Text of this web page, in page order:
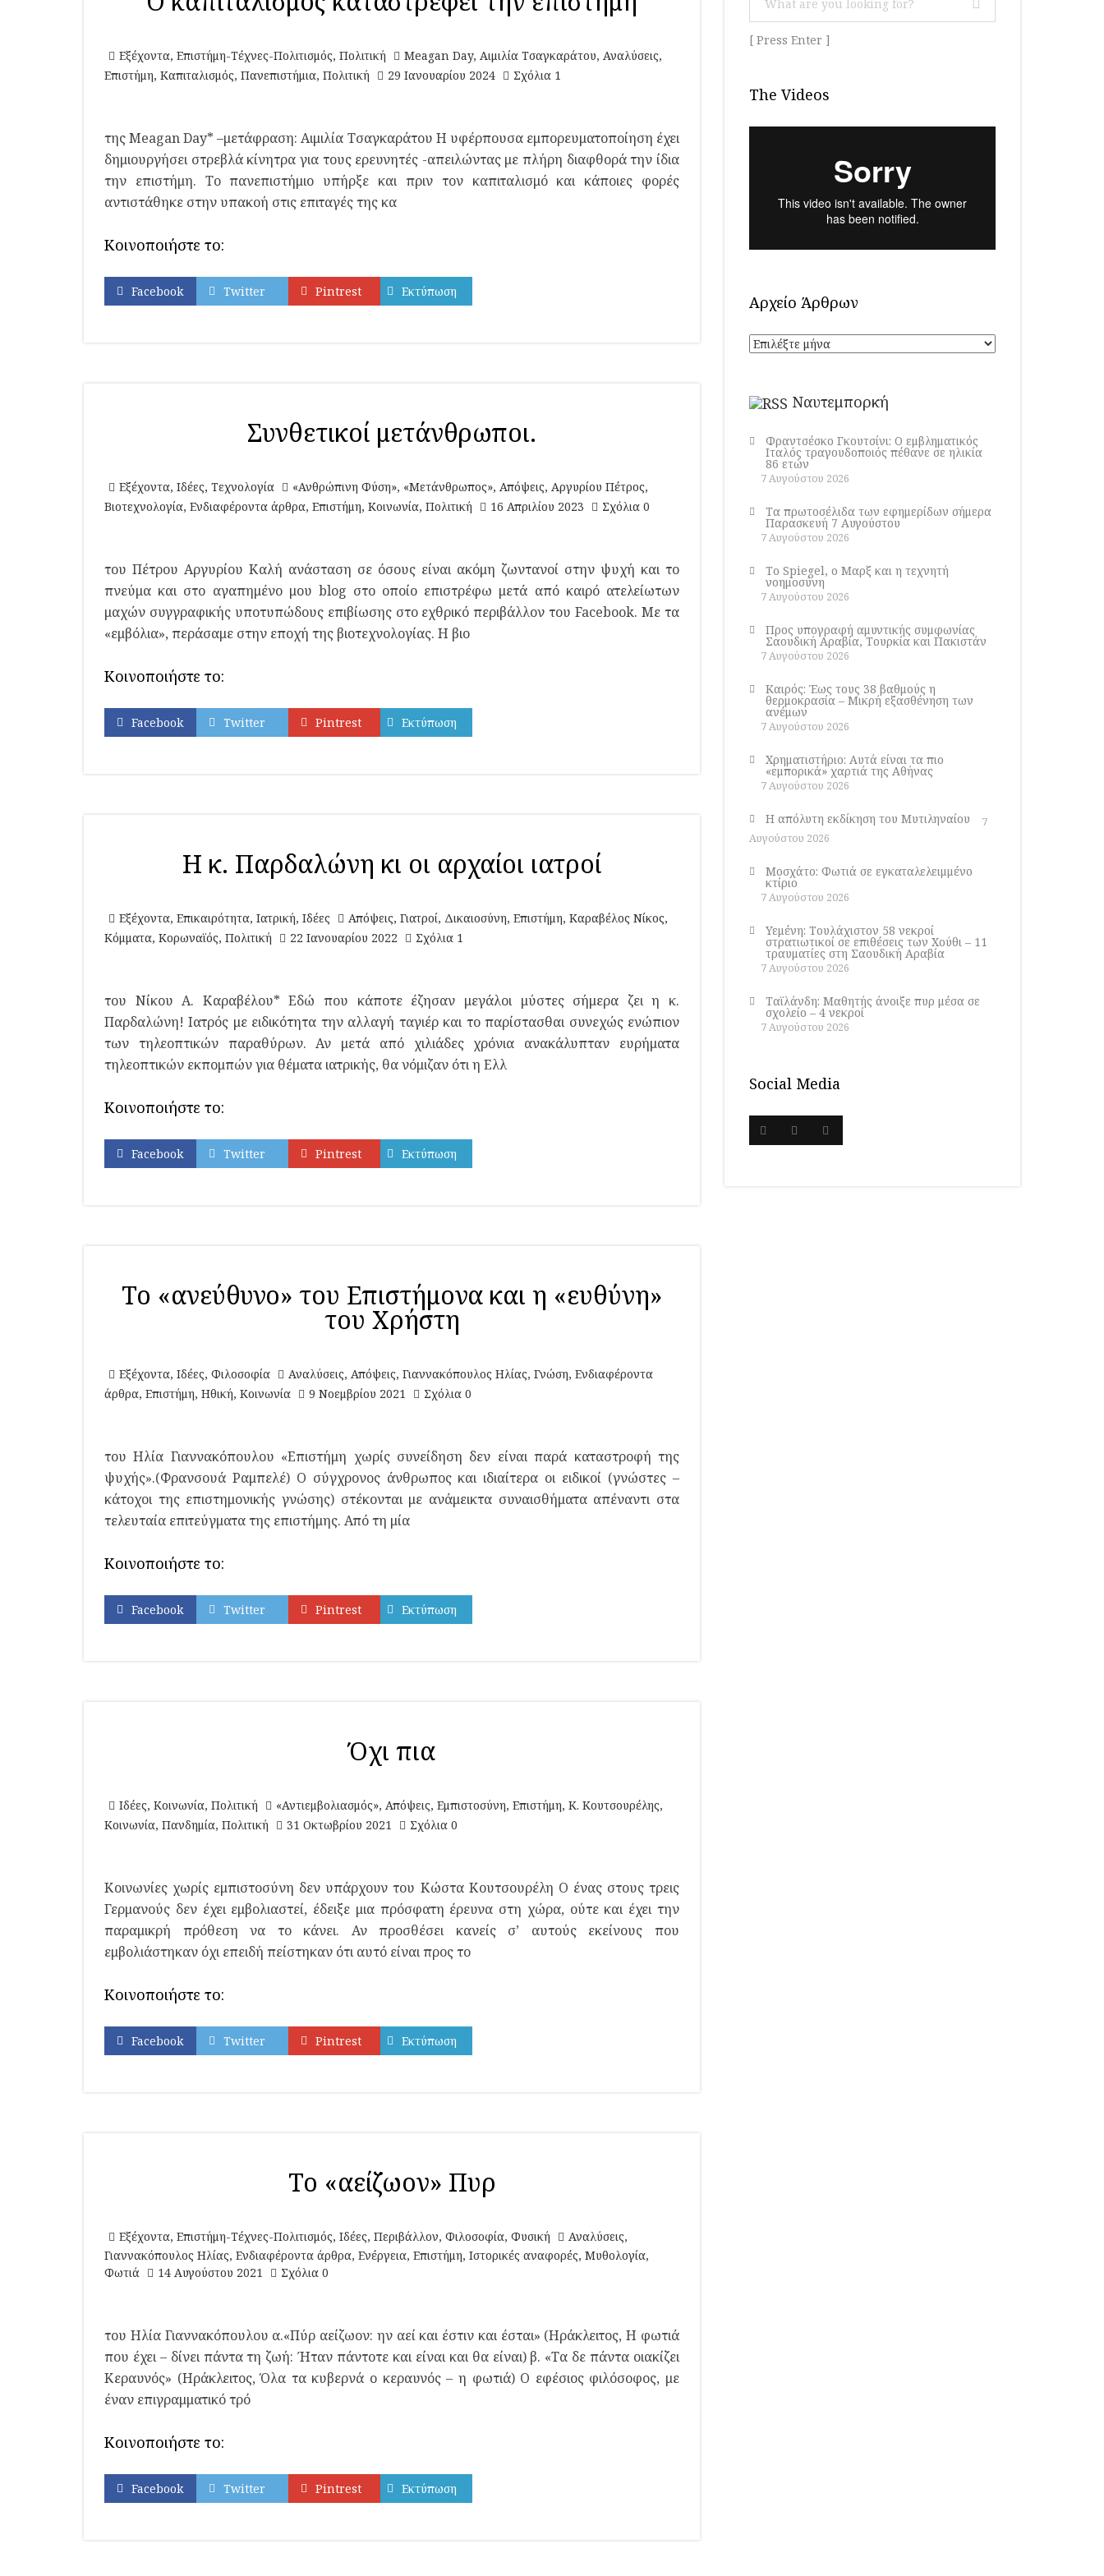
Εξέχοντα, Επιστήμη-Τέχνες-Πολιτισμός, Πολιτική Meagan Day, Αιμιλία Τσαγκαράτου, Αναλύσεις,
Επιστήμη, Καπιταλισμός, Πανεπιστήμια, Πολιτική 29 Ιανουαρίου 2024 Σχόλια 1
της Meagan Day* –μετάφραση: Αιμιλία Τσαγκαράτου Η υφέρπουσα εμπορευματοποίηση έχει
δημιουργήσει στρεβλά κίνητρα για τους ερευνητές -απειλώντας με πλήρη διαφθορά την ίδια
την επιστήμη. Το πανεπιστήμιο υπήρξε και πριν τον καπιταλισμό και κάποιες φορές
αντιστάθηκε στην υπακοή στις επιταγές της κα
Κοινοποιήστε το:
Facebook Twitter Pintrest Εκτύπωση
Συνθετικοί μετάνθρωποι.
Εξέχοντα, Ιδέες, Τεχνολογία «Ανθρώπινη Φύση», «Μετάνθρωπος», Απόψεις, Αργυρίου Πέτρος,
Βιοτεχνολογία, Ενδιαφέροντα άρθρα, Επιστήμη, Κοινωνία, Πολιτική 16 Απριλίου 2023 Σχόλια 0
του Πέτρου Αργυρίου Καλή ανάσταση σε όσους είναι ακόμη ζωντανοί στην ψυχή και το
πνεύμα και στο αγαπημένο μου blog στο οποίο επιστρέφω μετά από καιρό ατελείωτων
μαχών συγγραφικής υποτυπώδους επιβίωσης στο εχθρικό περιβάλλον του Facebook. Με τα
«εμβόλια», περάσαμε στην εποχή της βιοτεχνολογίας. Η βιο
Κοινοποιήστε το:
Facebook Twitter Pintrest Εκτύπωση
Η κ. Παρδαλώνη κι οι αρχαίοι ιατροί
Εξέχοντα, Επικαιρότητα, Ιατρική, Ιδέες Απόψεις, Γιατροί, Δικαιοσύνη, Επιστήμη, Καραβέλος Νίκος,
Κόμματα, Κορωναϊός, Πολιτική 22 Ιανουαρίου 2022 Σχόλια 1
του Νίκου Α. Καραβέλου* Εδώ που κάποτε έζησαν μεγάλοι μύστες σήμερα ζει η κ.
Παρδαλώνη! Ιατρός με ειδικότητα την αλλαγή ταγιέρ και το παρίστασθαι συνεχώς ενώπιον
των τηλεοπτικών παραθύρων. Αν μετά από χιλιάδες χρόνια ανακάλυπταν ευρήματα
τηλεοπτικών εκπομπών για θέματα ιατρικής, θα νόμιζαν ότι η Ελλ
Κοινοποιήστε το:
Facebook Twitter Pintrest Εκτύπωση
Το «ανεύθυνο» του Επιστήμονα και η «ευθύνη»
του Χρήστη
Εξέχοντα, Ιδέες, Φιλοσοφία Αναλύσεις, Απόψεις, Γιαννακόπουλος Ηλίας, Γνώση, Ενδιαφέροντα
άρθρα, Επιστήμη, Ηθική, Κοινωνία 9 Νοεμβρίου 2021 Σχόλια 0
του Ηλία Γιαννακόπουλου «Επιστήμη χωρίς συνείδηση δεν είναι παρά καταστροφή της
ψυχής».(Φρανσουά Ραμπελέ) Ο σύγχρονος άνθρωπος και ιδιαίτερα οι ειδικοί (γνώστες –
κάτοχοι της επιστημονικής γνώσης) στέκονται με ανάμεικτα συναισθήματα απέναντι στα
τελευταία επιτεύγματα της επιστήμης. Από τη μία
Κοινοποιήστε το:
Facebook Twitter Pintrest Εκτύπωση
Όχι πια
Ιδέες, Κοινωνία, Πολιτική «Αντιεμβολιασμός», Απόψεις, Εμπιστοσύνη, Επιστήμη, Κ. Κουτσουρέλης,
Κοινωνία, Πανδημία, Πολιτική 31 Οκτωβρίου 2021 Σχόλια 0
Κοινωνίες χωρίς εμπιστοσύνη δεν υπάρχουν του Κώστα Κουτσουρέλη Ο ένας στους τρεις
Γερμανούς δεν έχει εμβολιαστεί, έδειξε μια πρόσφατη έρευνα στη χώρα, ούτε και έχει την
παραμικρή πρόθεση να το κάνει. Αν προσθέσει κανείς σ’ αυτούς εκείνους που
εμβολιάστηκαν όχι επειδή πείστηκαν ότι αυτό είναι προς το
Κοινοποιήστε το:
Facebook Twitter Pintrest Εκτύπωση
Το «αείζωον» Πυρ
Εξέχοντα, Επιστήμη-Τέχνες-Πολιτισμός, Ιδέες, Περιβάλλον, Φιλοσοφία, Φυσική Αναλύσεις,
Γιαννακόπουλος Ηλίας, Ενδιαφέροντα άρθρα, Ενέργεια, Επιστήμη, Ιστορικές αναφορές, Μυθολογία,
Φωτιά
14 Αυγούστου 2021 Σχόλια 0
του Ηλία Γιαννακόπουλου α.«Πύρ αείζωον: ην αεί και έστιν και έσται» (Ηράκλειτος, Η φωτιά
που έχει – δίνει πάντα τη ζωή: Ήταν πάντοτε και είναι και θα είναι) β. «Τα δε πάντα οιακίζει
Κεραυνός» (Ηράκλειτος, Όλα τα κυβερνά ο κεραυνός – η φωτιά) Ο εφέσιος φιλόσοφος, με
έναν επιγραμματικό τρό
Κοινοποιήστε το:
Facebook Twitter Pintrest Εκτύπωση
[ Press Enter ]
The Videos
Αρχείο Άρθρων
Αρχείο
Άρθρων
Ναυτεμπορκή
Φραντσέσκο Γκουτσίνι: Ο εμβληματικός
Ιταλός τραγουδοποιός πέθανε σε ηλικία
86 ετών
7 Αυγούστου 2026
Τα πρωτοσέλιδα των εφημερίδων σήμερα
Παρασκευή 7 Αυγούστου
7 Αυγούστου 2026
Το Spiegel, ο Μαρξ και η τεχνητή
νοημοσύνη
7 Αυγούστου 2026
Προς υπογραφή αμυντικής συμφωνίας
Σαουδική Αραβία, Τουρκία και Πακιστάν
7 Αυγούστου 2026
Καιρός: Έως τους 38 βαθμούς η
θερμοκρασία – Μικρή εξασθένηση των
ανέμων
7 Αυγούστου 2026
Χρηματιστήριο: Αυτά είναι τα πιο
«εμπορικά» χαρτιά της Αθήνας
7 Αυγούστου 2026
Η απόλυτη εκδίκηση του Μυτιληναίου
7
Αυγούστου 2026
Μοσχάτο: Φωτιά σε εγκαταλελειμμένο
κτίριο
7 Αυγούστου 2026
Υεμένη: Τουλάχιστον 58 νεκροί
στρατιωτικοί σε επιθέσεις των Χούθι – 11
τραυματίες στη Σαουδική Αραβία
7 Αυγούστου 2026
Ταϊλάνδη: Μαθητής άνοιξε πυρ μέσα σε
σχολείο – 4 νεκροί
7 Αυγούστου 2026
Social Media